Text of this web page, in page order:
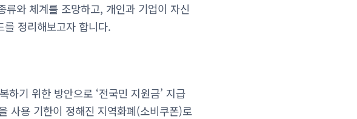
와 체계를 조망하고, 개인과 기업이 자신
정리해보고자 합니다.
기 위한 방안으로 ‘전국민 지원금’ 지급
사용 기한이 정해진 지역화폐(소비쿠폰)로